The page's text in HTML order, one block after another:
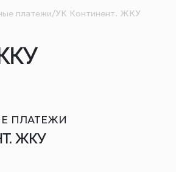
платежи/УК Континент. ЖКУ
ПЛАТЕЖИ
ЖКУ